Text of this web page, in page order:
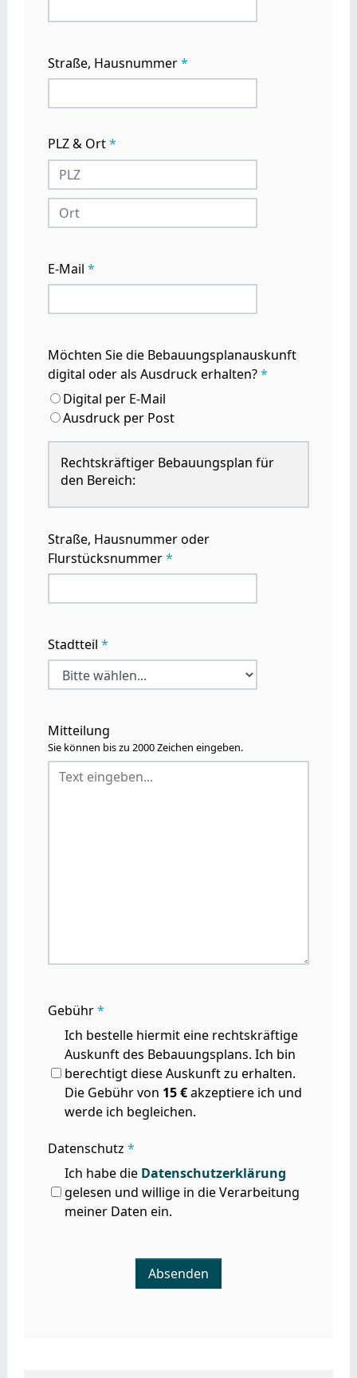
Straße, Hausnummer*
PLZ & Ort*
E-Mail *
Möchten Sie die Bebauungsplanauskunft
digital oder als Ausdruck erhalten?*
Digital per E-Mail
Ausdruck per Post
Rechtskräftiger Bebauungsplan für
den Bereich:
Straße, Hausnummer oder
Flurstücksnummer*
Stadtteil *
Mitteilung
Sie können bis zu 2000 Zeichen eingeben.
Gebühr*
Ich bestelle hiermit eine rechtskräftige
Auskunft des Bebauungsplans. Ich bin
berechtigt diese Auskunft zu erhalten.
Die Gebühr von 15 €akzeptiere ich und
werde ich begleichen.
Datenschutz *
Ich habe die Datenschutz­erklärung
gelesen und willige in die Verarbeitung
meiner Daten ein.